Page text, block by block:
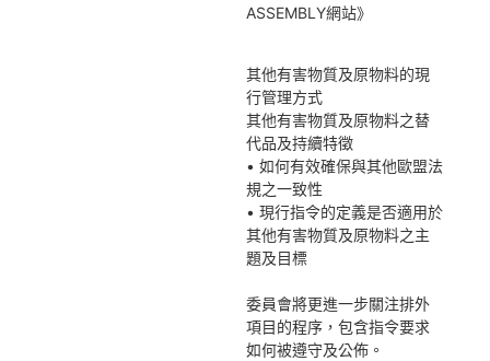
ASSEMBLY網站》
其他有害物質及原物料的現
行管理方式
其他有害物質及原物料之替
代品及持續特徵
• 如何有效確保與其他歐盟法
規之一致性
• 現行指令的定義是否適用於
其他有害物質及原物料之主
題及目標
委員會將更進一步關注排外
項目的程序，包含指令要求
如何被遵守及公佈。